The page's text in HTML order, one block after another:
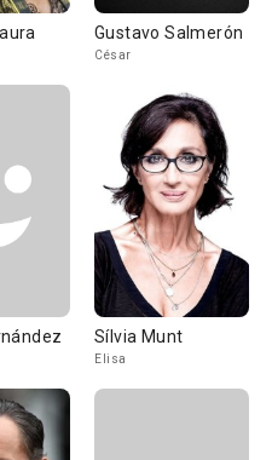
Gustavo Salmerón
César
Sílvia Munt
Elisa